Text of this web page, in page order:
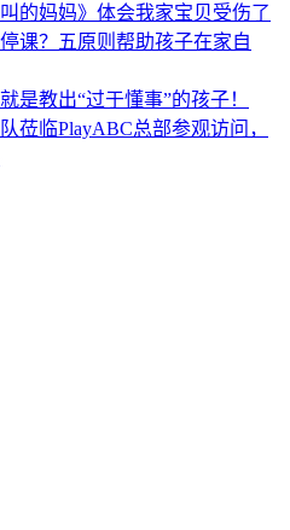
的妈妈》体会我家宝贝受伤了
课？五原则帮助孩子在家自
是教出“过于懂事”的孩子！
莅临PlayABC总部参观访问，